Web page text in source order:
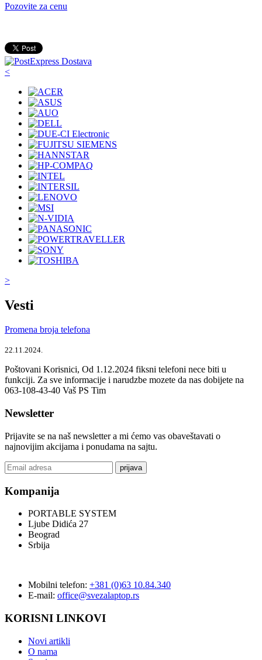
Pozovite za cenu
<
>
Vesti
Promena broja telefona
22.11.2024.
Poštovani Korisnici, Od 1.12.2024 fiksni telefoni nece biti u
funkciji. Za sve informacije i narudzbe mozete da nas dobijete na
063-108-43-40 Vaš PS Tim
Newsletter
Prijavite se na naš newsletter a mi ćemo vas obaveštavati o
najnovijim akcijama i ponudama na sajtu.
prijava
Kompanija
PORTABLE SYSTEM
Ljube Didića 27
Beograd
Srbija
Mobilni telefon: +381 (0)63 10.84.340
E-mail: office@svezalaptop.rs
KORISNI LINKOVI
Novi artikli
O nama